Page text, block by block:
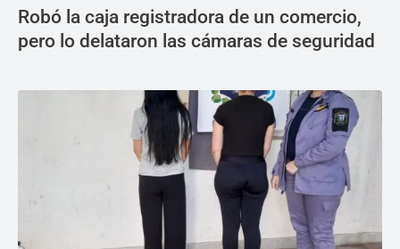
Robó la caja registradora de un comercio,
pero lo delataron las cámaras de seguridad